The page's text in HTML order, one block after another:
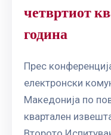
четвртиот
година
Прес
електронски
Македонија по
квартален